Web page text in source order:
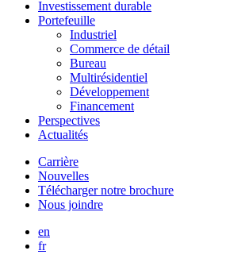
Investissement durable
Portefeuille
Industriel
Commerce de détail
Bureau
Multirésidentiel
Développement
Financement
Perspectives
Actualités
Carrière
Nouvelles
Télécharger notre brochure
Nous joindre
en
fr